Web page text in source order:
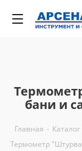
бани и
Главная - Каталог
Термометр